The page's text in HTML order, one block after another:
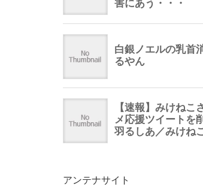
アンテナサイト